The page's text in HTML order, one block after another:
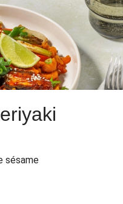
sésame